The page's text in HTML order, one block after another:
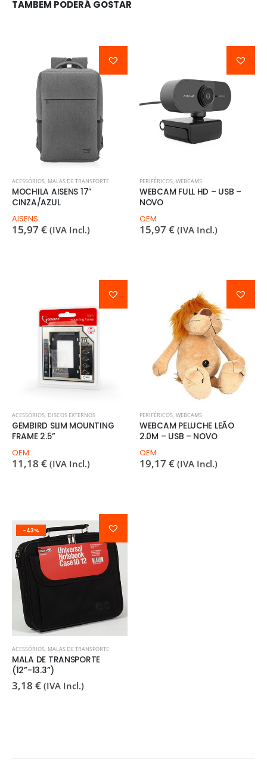
TAMBEM PODERÁ GOSTAR
ACESSÓRIOS, MALAS DE TRANSPORTE
MOCHILA AISENS 17”
CINZA/AZUL
AISENS
15,97 € (IVA Incl.)
PERIFÉRICOS,WEBCAMS
WEBCAM FULL HD – USB –
NOVO
OEM
15,97 € (IVA Incl.)
ACESSÓRIOS, DISCOS EXTERNOS
GEMBIRD SLIM MOUNTING
FRAME 2.5”
OEM
11,18 € (IVA Incl.)
PERIFÉRICOS,WEBCAMS
WEBCAM PELUCHE LEÃO
2.0M – USB – NOVO
OEM
19,17 € (IVA Incl.)
-43%
ACESSÓRIOS, MALAS DE TRANSPORTE
MALA DE TRANSPORTE
(12”-13.3”)
3,18 € (IVA Incl.)